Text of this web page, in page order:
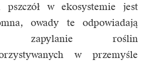
pszczół w ekosystemie jest
owady te odpowiadają
zapylanie roślin
w przemyśle